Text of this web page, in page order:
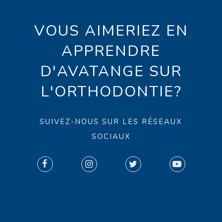
VOUS AIMERIEZ EN
APPRENDRE
D'AVATANGE SUR
L'ORTHODONTIE?
SUIVEZ-NOUS SUR LES RÉSEAUX
SOCIAUX